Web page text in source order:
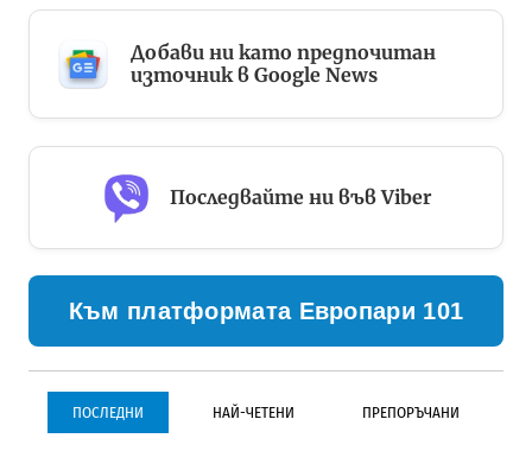
Добави ни като предпочитан
източник в Google News
Последвайте ни във Viber
Към платформата Европари 101
ПОСЛЕДНИ НАЙ-ЧЕТЕНИ ПРЕПОРЪЧАНИ